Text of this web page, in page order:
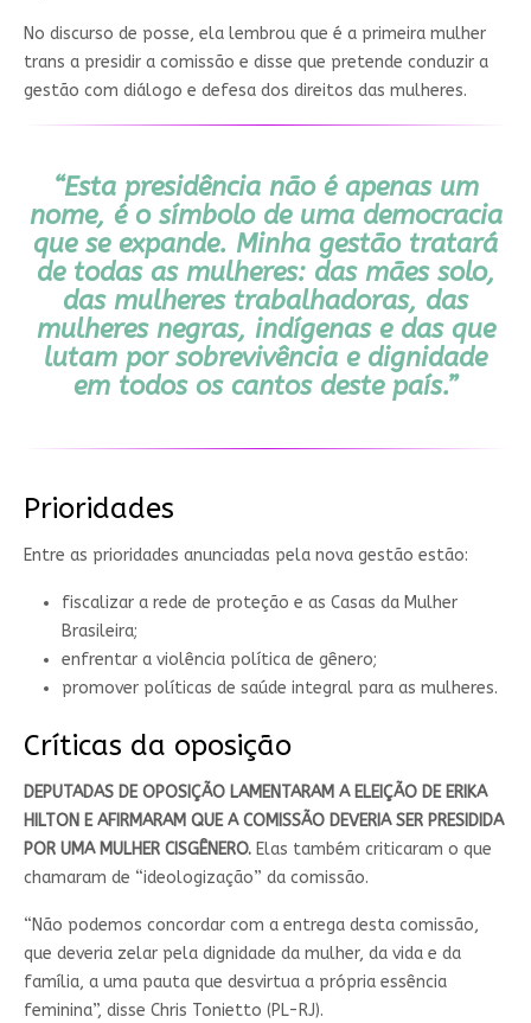
No discurso de posse, ela lembrou que é a primeira mulher
trans a presidir a comissão e disse que pretende conduzir a
gestão com diálogo e defesa dos direitos das mulheres.
“Esta presidência não é apenas um
nome, é o símbolo de uma democracia
que se expande. Minha gestão tratará
de todas as mulheres: das mães solo,
das mulheres trabalhadoras, das
mulheres negras, indígenas e das que
lutam por sobrevivência e dignidade
em todos os cantos deste país.”
Prioridades
Entre as prioridades anunciadas pela nova gestão estão:
fiscalizar a rede de proteção e as Casas da Mulher
Brasileira;
enfrentar a violência política de gênero;
promover políticas de saúde integral para as mulheres.
Críticas da oposição
DEPUTADAS DE OPOSIÇÃO LAMENTARAM A ELEIÇÃO DE ERIKA
HILTON E AFIRMARAM QUE A COMISSÃO DEVERIA SER PRESIDIDA
POR UMA MULHER CISGÊNERO. Elas também criticaram o que
chamaram de “ideologização” da comissão.
“Não podemos concordar com a entrega desta comissão,
que deveria zelar pela dignidade da mulher, da vida e da
família, a uma pauta que desvirtua a própria essência
feminina”, disse Chris Tonietto (PL-RJ).